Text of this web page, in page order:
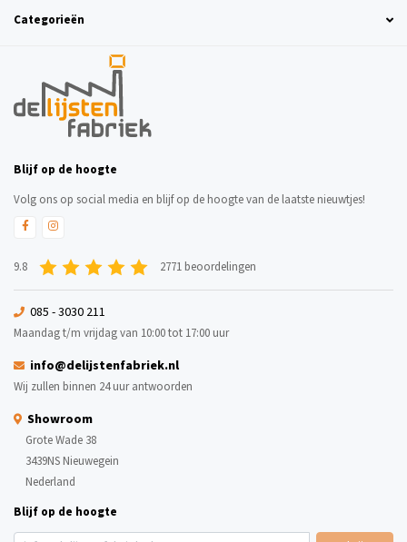
Categorieën
Blijf op de hoogte
Volg ons op social media en blijf op de hoogte van de laatste nieuwtjes!
9.8 2771 beoordelingen
085 - 3030 211
Maandag t/m vrijdag van 10:00 tot 17:00 uur
info@delijstenfabriek.nl
Wij zullen binnen 24 uur antwoorden
Showroom
Grote Wade 38
3439NS Nieuwegein
Nederland
Blijf op de hoogte